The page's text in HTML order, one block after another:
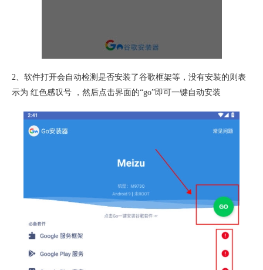
2、软件打开会自动检测是否安装了谷歌框架等，没有安装的则表
示为 红色感叹号 ，然后点击界面的“go”即可一键自动安装